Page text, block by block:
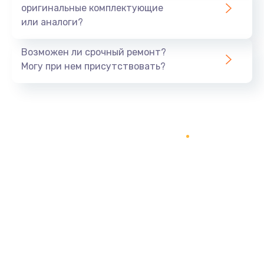
оригинальные комплектующие
или аналоги?
Возможен ли срочный ремонт?
Могу при нем присутствовать?